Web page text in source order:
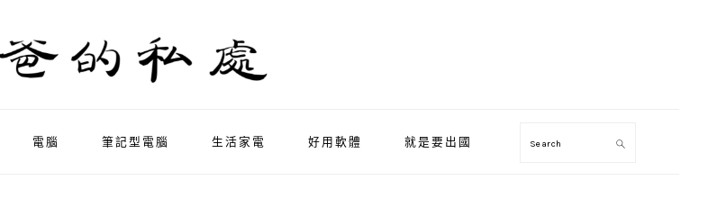
電腦 筆記型電腦 生活家電 好用軟體 就是要出國 Search